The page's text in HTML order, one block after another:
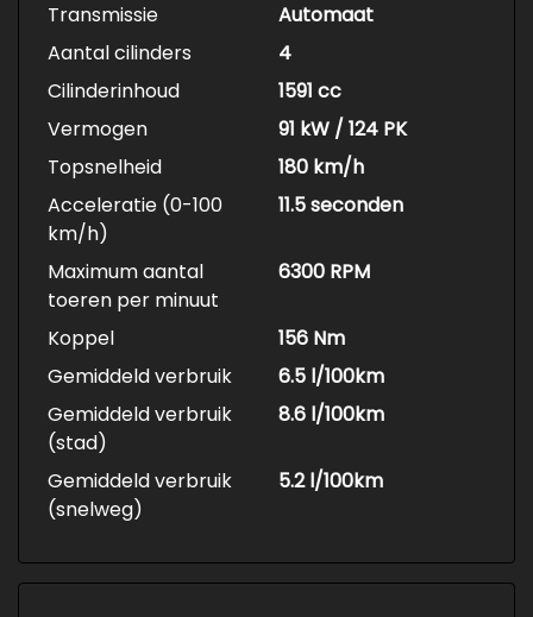
Transmissie
Automaat
Aantal cilinders
4
Cilinderinhoud
1591 cc
Vermogen
91 kW / 124 PK
Topsnelheid
180 km/h
Acceleratie (0-100
km/h)
11.5 seconden
Maximum aantal
toeren per minuut
6300 RPM
Koppel
156 Nm
Gemiddeld verbruik
6.5 l/100km
Gemiddeld verbruik
(stad)
8.6 l/100km
Gemiddeld verbruik
(snelweg)
5.2 l/100km